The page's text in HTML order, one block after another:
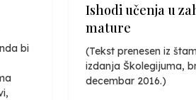
bi
Ishodi učenja u
mature
(Tekst prenesen iz
izdanja Školegijuma,
decembar 2016.)